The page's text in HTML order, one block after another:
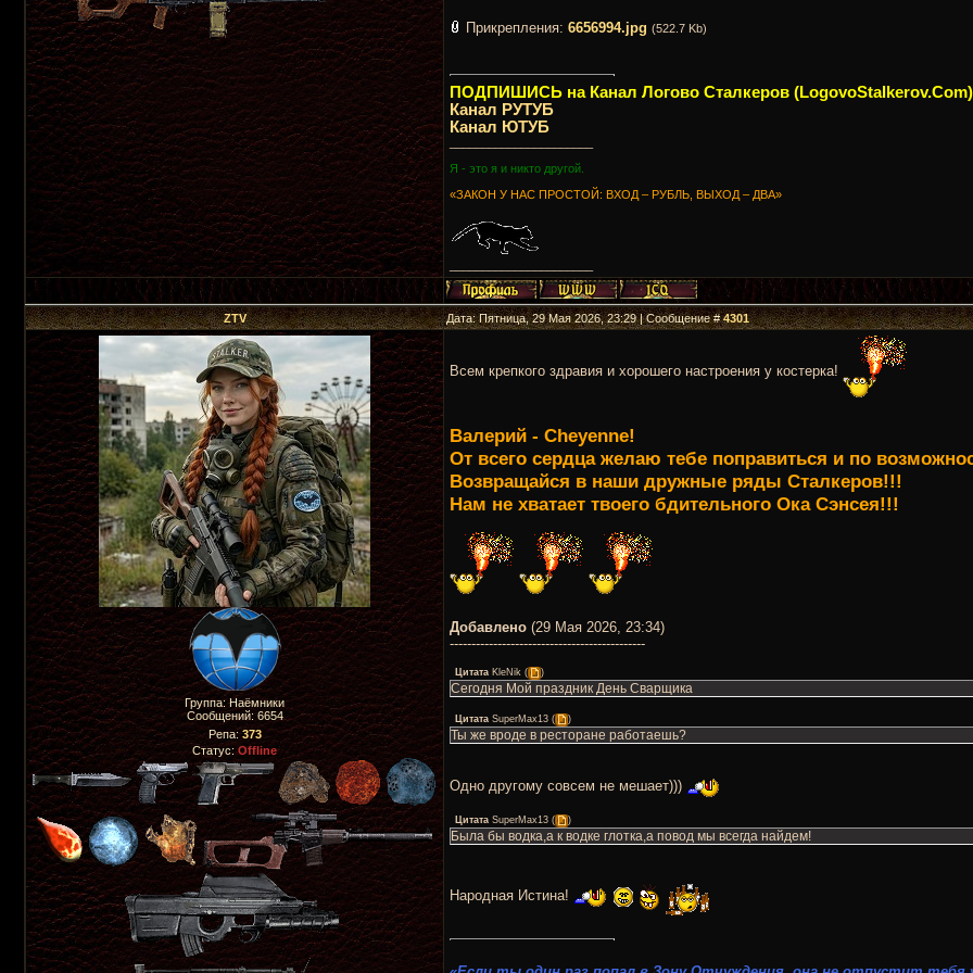
Прикрепления: 6656994.jpg (522.7 Kb)
ПОДПИШИСЬ на Канал Логово Сталкеров
Канал РУТУБ
Канал ЮТУБ
Я - это я и никто другой.
«ЗАКОН У НАС ПРОСТОЙ: ВХОД – РУБЛЬ, ВЫХОД – ДВА»
ZTV Дата: Пятница, 29 Мая 2026, 23:29 | Сообщение #4301
Группа: Наёмники
Сообщений: 6654
Репа: 373
Статус: Offline
Всем крепкого здравия и хорошего настроения у костерка!
Валерий - Cheyenne!
От всего сердца желаю тебе поправиться и по
Возвращайся в наши дружные ряды Сталкеров!!!
Нам не хватает твоего бдительного Ока Сэнсея!!!
Добавлено (29 Мая 2026, 23:34)
---------------------------------------------
Цитата KleNik ( )
Сегодня Мой праздник День Сварщика
Цитата SuperMax13 ( )
Ты же вроде в ресторане работаешь?
Одно другому совсем не мешает)))
Цитата SuperMax13 ( )
Была бы водка,а к водке глотка,а повод мы всегда найдем!
Народная Истина!